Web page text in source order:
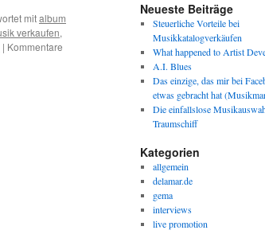
mitalbum
verkaufen,
| Kommentare
Neueste Beiträge
Steuerliche Vorteile bei
Musikkatalogverkäufen
What happened to Artist
A.I. Blues
Das einzige, das mir bei
etwas gebracht hat
Die einfallslose
Traumschiff
Kategorien
allgemein
delamar.de
gema
interviews
live promotion